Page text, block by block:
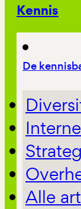
Kennis
De
Alle